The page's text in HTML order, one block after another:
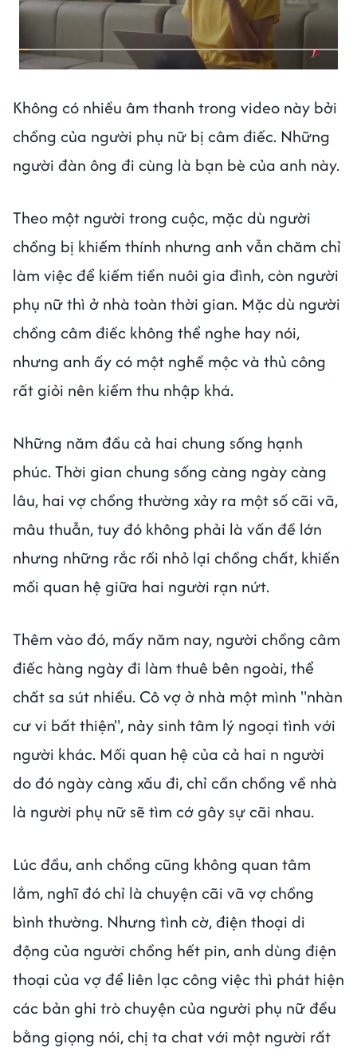
Không có nhiều âm thanh trong video này bởi
chồng của người phụ nữ bị câm điếc. Những
người đàn ông đi cùng là bạn bè của anh này.
Theo một người trong cuộc, mặc dù người
chồng bị khiếm thính nhưng anh vẫn chăm chỉ
làm việc để kiếm tiền nuôi gia đình, còn người
phụ nữ thì ở nhà toàn thời gian. Mặc dù người
chồng câm điếc không thể nghe hay nói,
nhưng anh ấy có một nghề mộc và thủ công
rất giỏi nên kiếm thu nhập khá.
Những năm đầu cả hai chung sống hạnh
phúc. Thời gian chung sống càng ngày càng
lâu, hai vợ chồng thường xảy ra một số cãi vã,
mâu thuẫn, tuy đó không phải là vấn đề lớn
nhưng những rắc rối nhỏ lại chồng chất, khiến
mối quan hệ giữa hai người rạn nứt.
Thêm vào đó, mấy năm nay, người chồng câm
điếc hàng ngày đi làm thuê bên ngoài, thể
chất sa sút nhiều. Cô vợ ở nhà một mình "nhàn
cư vi bất thiện", nảy sinh tâm lý ngoại tình với
người khác. Mối quan hệ của cả hai n người
do đó ngày càng xấu đi, chỉ cần chồng về nhà
là người phụ nữ sẽ tìm cớ gây sự cãi nhau.
Lúc đầu, anh chồng cũng không quan tâm
lắm, nghĩ đó chỉ là chuyện cãi vã vợ chồng
bình thường. Nhưng tình cờ, điện thoại di
động của người chồng hết pin, anh dùng điện
thoại của vợ để liên lạc công việc thì phát hiện
các bản ghi trò chuyện của người phụ nữ đều
bằng giọng nói, chị ta chat với một người rất